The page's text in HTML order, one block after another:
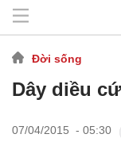
Đời sống
Dây diều
07/04/2015 - 05:30